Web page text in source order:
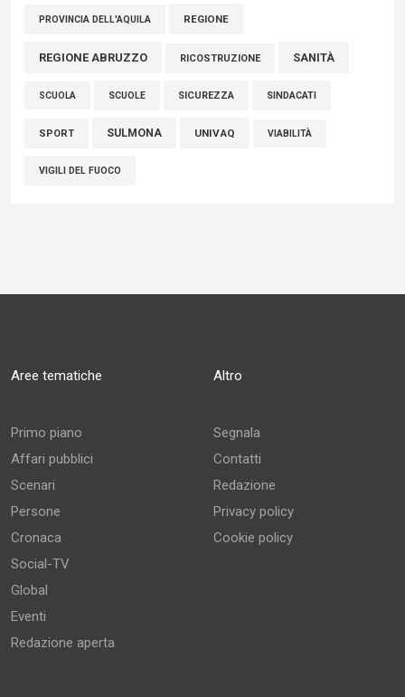
PROVINCIA DELL'AQUILA REGIONE
REGIONE ABRUZZO RICOSTRUZIONE SANITÀ
SCUOLA SCUOLE SICUREZZA SINDACATI
SPORT SULMONA UNIVAQ VIABILITÀ
VIGILI DEL FUOCO
Aree tematiche
Primo piano
Affari pubblici
Scenari
Persone
Cronaca
Social-TV
Global
Eventi
Redazione aperta
Altro
Segnala
Contatti
Redazione
Privacy policy
Cookie policy